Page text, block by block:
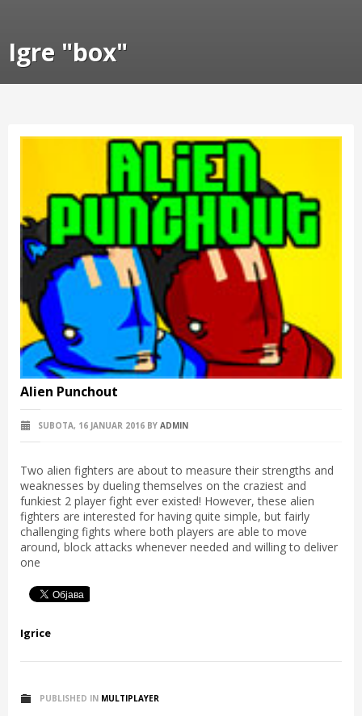
Igre "box"
Alien Punchout
SUBOTA, 16 JANUAR 2016 BY ADMIN
Two alien fighters are about to measure their strengths and
weaknesses by dueling themselves on the craziest and
funkiest 2 player fight ever existed! However, these alien
fighters are interested for having quite simple, but fairly
challenging fights where both players are able to move
around, block attacks whenever needed and willing to deliver
one
Igrice
PUBLISHED IN MULTIPLAYER